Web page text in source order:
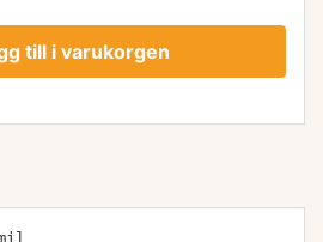
till i varukorgen